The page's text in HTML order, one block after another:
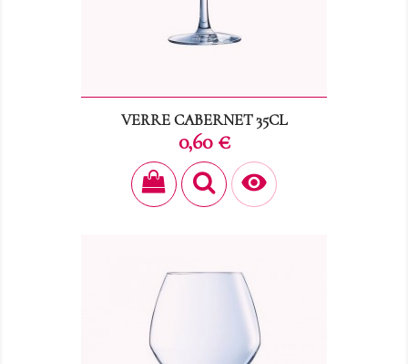
VERRE CABERNET 35CL
Prix
0,60 €
